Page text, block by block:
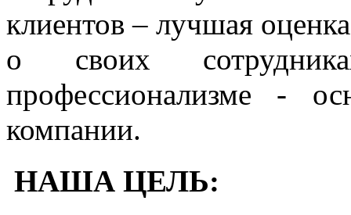
клиентов – лучшая
о своих
профессионализме -
компании.
НАША ЦЕЛЬ: